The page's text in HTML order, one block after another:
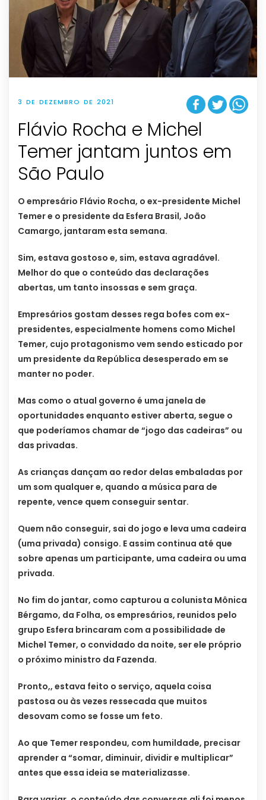
3 DE DEZEMBRO DE 2021
Flávio Rocha e Michel
Temer jantam juntos em
São Paulo
O empresário Flávio Rocha, o ex-presidente Michel
Temer e o presidente da Esfera Brasil, João
Camargo, jantaram esta semana.
Sim, estava gostoso e, sim, estava agradável.
Melhor do que o conteúdo das declarações
abertas, um tanto insossas e sem graça.
Empresários gostam desses rega bofes com ex-
presidentes, especialmente homens como Michel
Temer, cujo protagonismo vem sendo esticado por
um presidente da República desesperado em se
manter no poder.
Mas como o atual governo é uma janela de
oportunidades enquanto estiver aberta, segue o
que poderíamos chamar de “jogo das cadeiras” ou
das privadas.
As crianças dançam ao redor delas embaladas por
um som qualquer e, quando a música para de
repente, vence quem conseguir sentar.
Quem não conseguir, sai do jogo e leva uma cadeira
(uma privada) consigo. E assim continua até que
sobre apenas um participante, uma cadeira ou uma
privada.
No fim do jantar, como capturou a colunista Mônica
Bérgamo, da Folha, os empresários, reunidos pelo
grupo Esfera brincaram com a possibilidade de
Michel Temer, o convidado da noite, ser ele próprio
o próximo ministro da Fazenda.
Pronto,, estava feito o serviço, aquela coisa
pastosa ou às vezes ressecada que muitos
desovam como se fosse um feto.
Ao que Temer respondeu, com humildade, precisar
aprender a “somar, diminuir, dividir e multiplicar”
antes que essa ideia se materializasse.